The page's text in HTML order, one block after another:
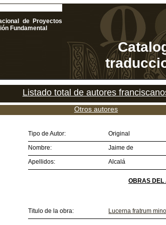
de Proyectos
Fundamental
Listado total de autores
Otros autores
Tipo de Autor:
Original
Nombre:
Jaime de
Apellidos:
Alcalá
OBRAS DEL
Titulo de la obra:
Lucerna fratrum